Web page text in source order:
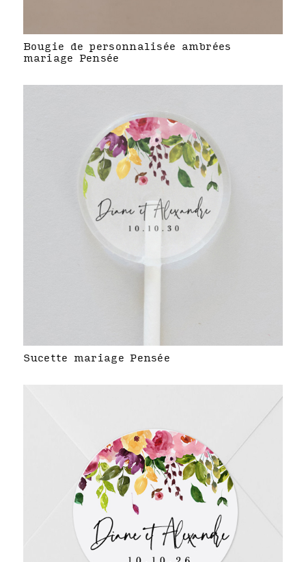
Bougie de personnalisée ambrées
mariage Pensée
Sucette mariage Pensée